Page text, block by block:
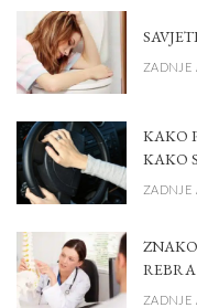
ZADNJE
KAKO
KAKO
ZADNJE
REBRA
ZADNJE